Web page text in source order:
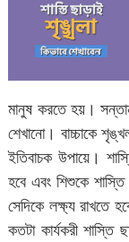
মানুষ করতে হয়।
শেখানো। বাচ্চাকে
ইতিবাচক উপায়ে।
হবে এবং শিশুকে
সেদিকে লক্ষ্য রাখতে
কতটা কার্যকরী শাস্তি